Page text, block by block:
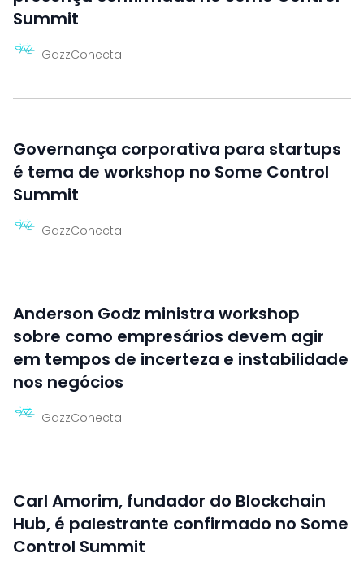
Summit
GazzConecta
Governança corporativa para startups
é tema de workshop no Some Control
Summit
GazzConecta
Anderson Godz ministra workshop
sobre como empresários devem agir
em tempos de incerteza e instabilidade
nos negócios
GazzConecta
Carl Amorim, fundador do Blockchain
Hub, é palestrante confirmado no Some
Control Summit